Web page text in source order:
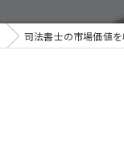
司法書士の市場価値